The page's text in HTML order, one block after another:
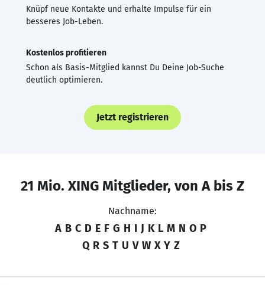
Knüpf neue Kontakte und erhalte Impulse für ein
besseres Job-Leben.
Kostenlos profitieren
Schon als Basis-Mitglied kannst Du Deine Job-Suche
deutlich optimieren.
Jetzt registrieren
21 Mio. XING Mitglieder, von A bis Z
Nachname:
A B C D E F G H I J K L M N O P
Q R S T U V W X Y Z